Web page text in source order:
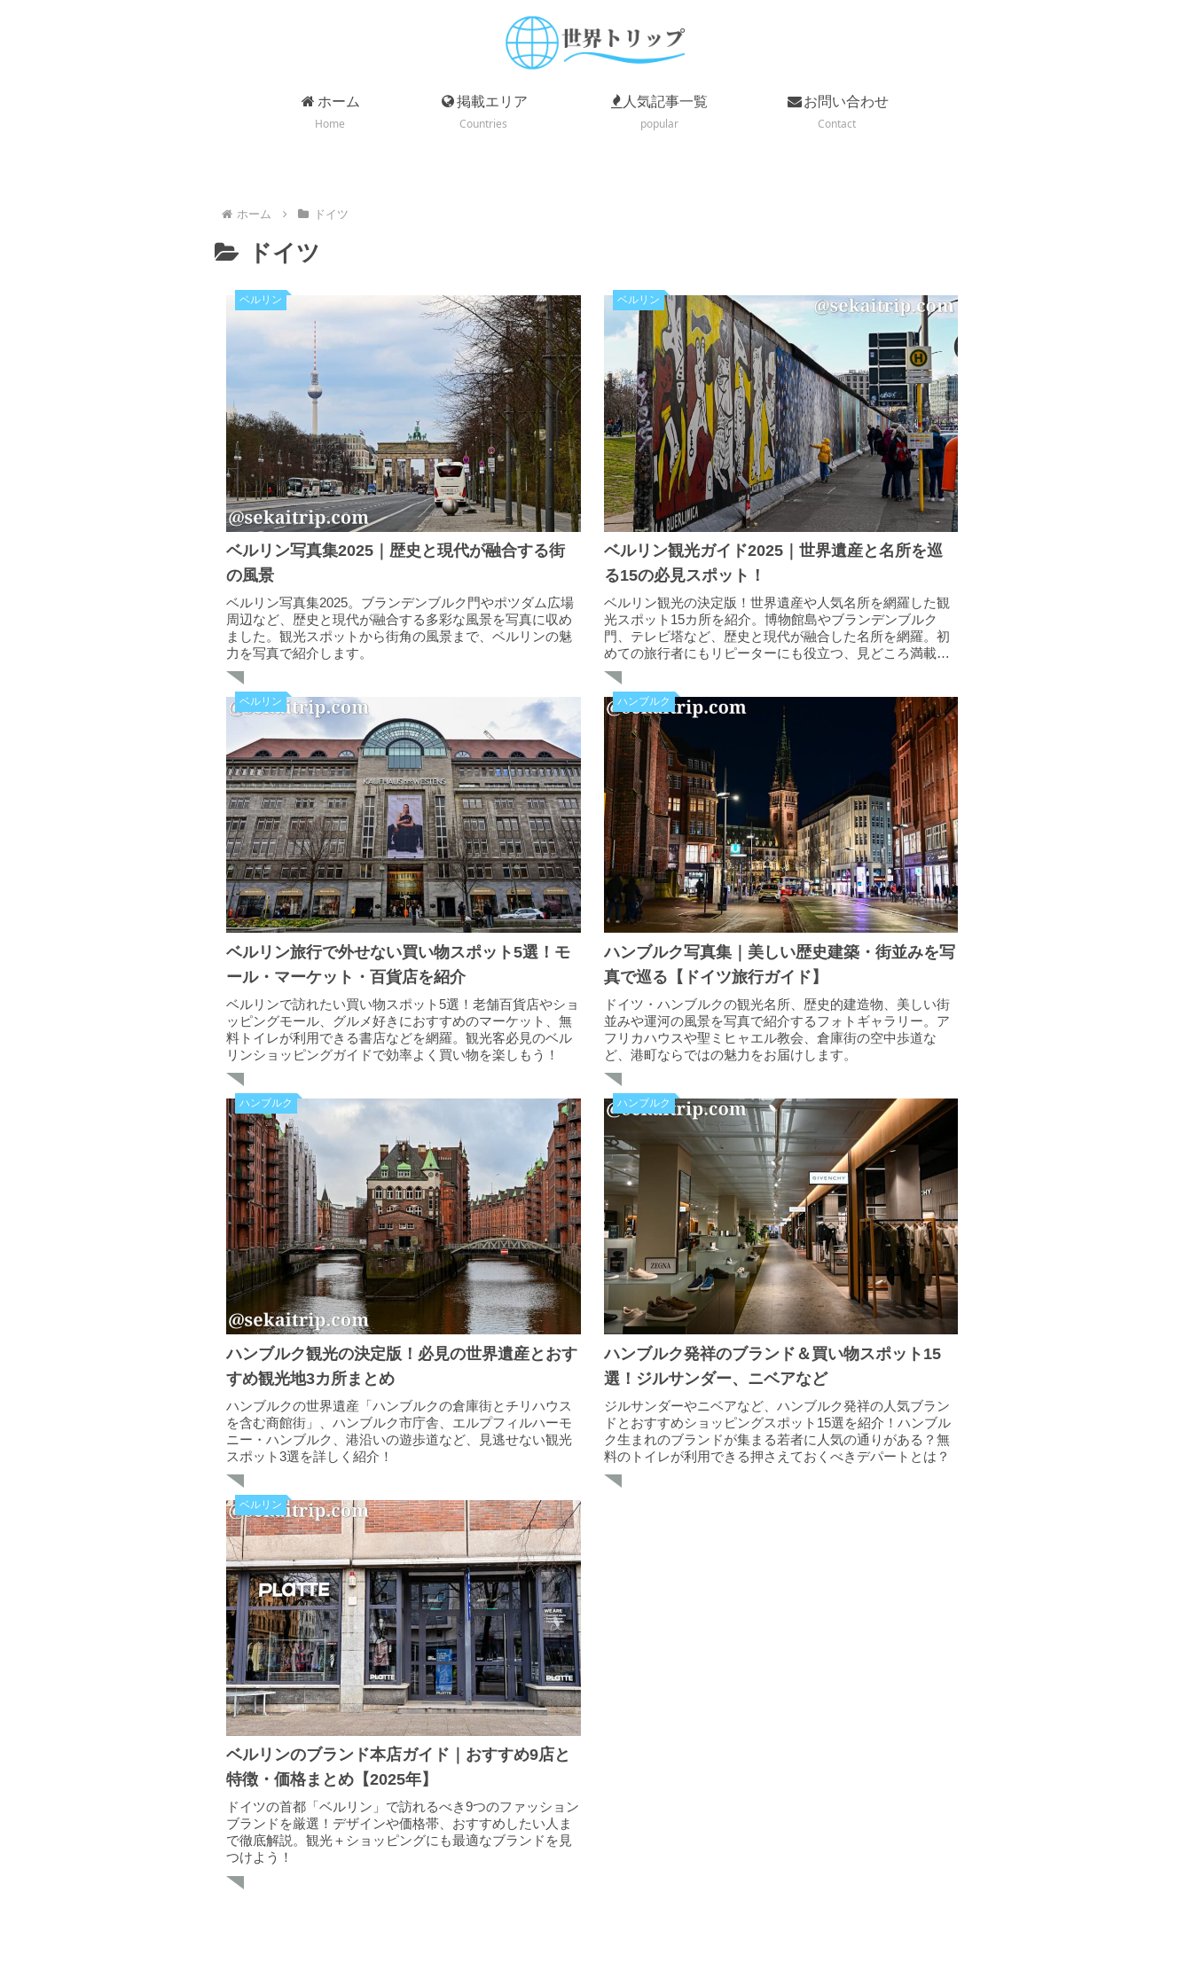
ホーム
Home
掲載エリア
Countries
人気記事一覧
popular
お問い合わせ
Contact
ホーム ドイツ
ドイツ
ベルリン
ベルリン写真集2025｜歴史と現代が融合する街
の風景
ベルリン写真集2025。ブランデンブルク門やポツダム広場
周辺など、歴史と現代が融合する多彩な風景を写真に収め
ました。観光スポットから街角の風景まで、ベルリンの魅
力を写真で紹介します。
ベルリン
ベルリン観光ガイド2025｜世界遺産と名所を巡
る15の必見スポット！
ベルリン観光の決定版！世界遺産や人気名所を網羅した観
光スポット15カ所を紹介。博物館島やブランデンブルク
門、テレビ塔など、歴史と現代が融合した名所を網羅。初
めての旅行者にもリピーターにも役立つ、見どころ満載の
完全ガイドです。
ベルリン
ベルリン旅行で外せない買い物スポット5選！モ
ール・マーケット・百貨店を紹介
ベルリンで訪れたい買い物スポット5選！老舗百貨店やショ
ッピングモール、グルメ好きにおすすめのマーケット、無
料トイレが利用できる書店などを網羅。観光客必見のベル
リンショッピングガイドで効率よく買い物を楽しもう！
ハンブルク
ハンブルク写真集｜美しい歴史建築・街並みを写
真で巡る【ドイツ旅行ガイド】
ドイツ・ハンブルクの観光名所、歴史的建造物、美しい街
並みや運河の風景を写真で紹介するフォトギャラリー。ア
フリカハウスや聖ミヒャエル教会、倉庫街の空中歩道な
ど、港町ならではの魅力をお届けします。
ハンブルク
ハンブルク観光の決定版！必見の世界遺産とおす
すめ観光地3カ所まとめ
ハンブルクの世界遺産「ハンブルクの倉庫街とチリハウス
を含む商館街」、ハンブルク市庁舎、エルプフィルハーモ
ニー・ハンブルク、港沿いの遊歩道など、見逃せない観光
スポット3選を詳しく紹介！
ハンブルク
ハンブルク発祥のブランド＆買い物スポット15
選！ジルサンダー、ニベアなど
ジルサンダーやニベアなど、ハンブルク発祥の人気ブラン
ドとおすすめショッピングスポット15選を紹介！ハンブル
ク生まれのブランドが集まる若者に人気の通りがある？無
料のトイレが利用できる押さえておくべきデパートとは？
ベルリン
ベルリンのブランド本店ガイド｜おすすめ9店と
特徴・価格まとめ【2025年】
ドイツの首都「ベルリン」で訪れるべき9つのファッション
ブランドを厳選！デザインや価格帯、おすすめしたい人ま
で徹底解説。観光＋ショッピングにも最適なブランドを見
つけよう！